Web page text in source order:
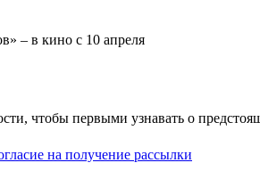
чтобы первыми узнавать о
на получение рассылки